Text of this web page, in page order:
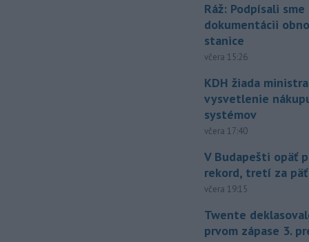
Ráž: Podpísali
dokumentácii
stanice
včera 15:26
KDH žiada
vysvetlenie
systémov
včera 17:40
V Budapešti opäť
rekord, tretí za
včera 19:15
Twente
prvom zápase 3.